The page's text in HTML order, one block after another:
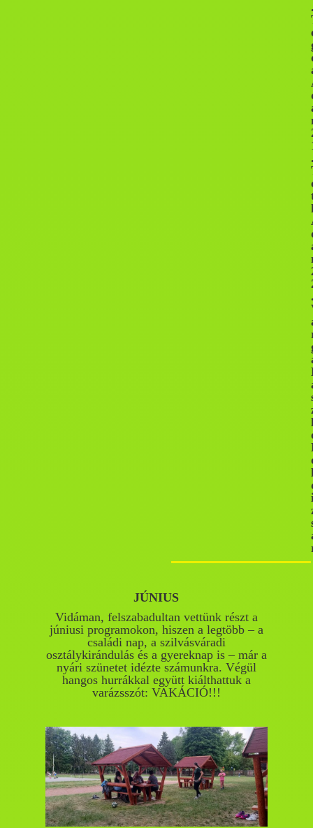
JÚNIUS
Vidáman, felszabadultan vettünk részt a
júniusi programokon, hiszen a legtöbb – a
családi nap, a szilvásváradi
osztálykirándulás és a gyereknap is – már a
nyári szünetet idézte számunkra. Végül
hangos hurrákkal együtt kiálthattuk a
varázsszót: VAKÁCIÓ!!!